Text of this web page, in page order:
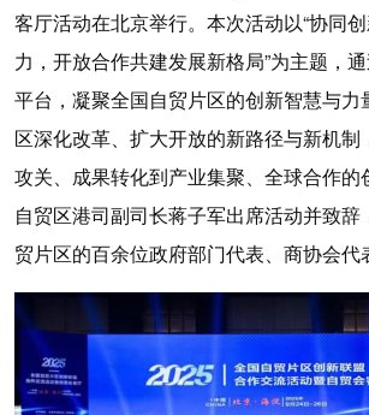
客厅活动在北京举行。本次活动以“协同
力，开放合作共建发展新格局”为主题，
平台，凝聚全国自贸片区的创新智慧与力
区深化改革、扩大开放的新路径与新机
攻关、成果转化到产业集聚、全球合作的
自贸区港司副司长蒋子军出席活动并致辞
贸片区的百余位政府部门代表、商协会代